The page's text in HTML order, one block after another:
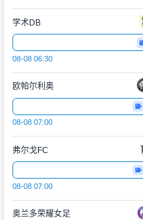
学术DB
08-08 06:30
欧帕尔利奥
08-08 07:00
弗尔戈FC
08-08 07:00
奥兰多荣耀女足